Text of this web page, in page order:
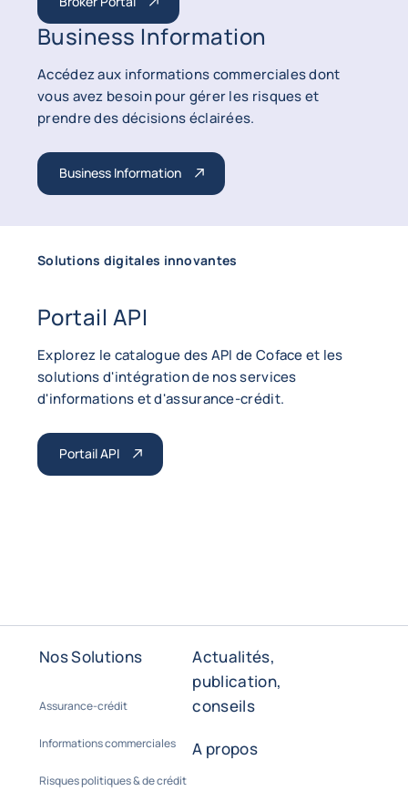
Business Information
Accédez aux informations commerciales dont
vous avez besoin pour gérer les risques et
prendre des décisions éclairées.
Business Information
Solutions digitales innovantes
Portail API
Explorez le catalogue des API de Coface et les
solutions d'intégration de nos services
d'informations et d'assurance-crédit.
Portail API
Nos Solutions
Assurance-crédit
Informations commerciales
Risques politiques & de crédit
Actualités,
publication,
conseils
A propos